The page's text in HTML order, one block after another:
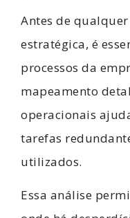
Antes de
estratégica, é
processos da
mapeamento
operacionais
tarefas
utilizados.
Essa análise